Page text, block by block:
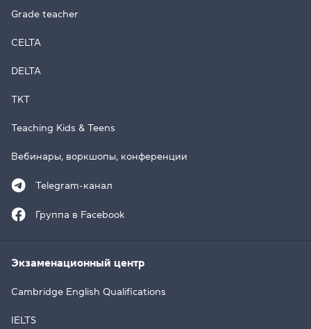
Grade teacher
CELTA
DELTA
TKT
Teaching Kids & Teens
Вебинары, воркшопы, конференции
Telegram-канал
Группа в Facebook
Экзаменационный центр
Cambridge English Qualifications
IELTS